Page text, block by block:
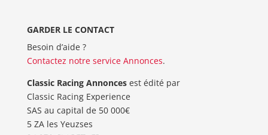
GARDER LE CONTACT
Besoin d’aide ?
Contactez notre service Annonces.
Classic Racing Annoncesest édité par
Classic Racing Experience
SAS au capital de 50 000€
5 ZA les Yeuzses